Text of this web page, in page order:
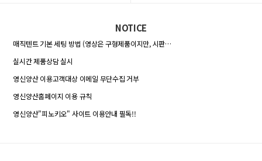
NOTICE
매직텐트 기본 세팅 방법 (영상은 구형제품이지만, 시판…
실시간 제품상담 실시
영신양산 이용고객대상 이메일 무단수집 거부
영신양산홈페이지 이용 규칙
영신양산"피노키오" 사이트 이용안내 필독!!